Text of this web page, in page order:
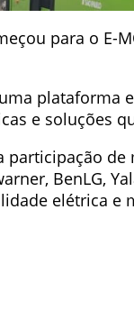
para o E-
plataforma
e soluções
participação
BenLG,
elétrica